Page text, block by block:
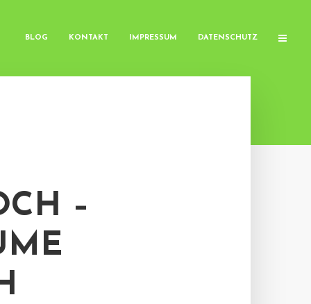
BLOG KONTAKT IMPRESSUM DATENSCHUTZ
–